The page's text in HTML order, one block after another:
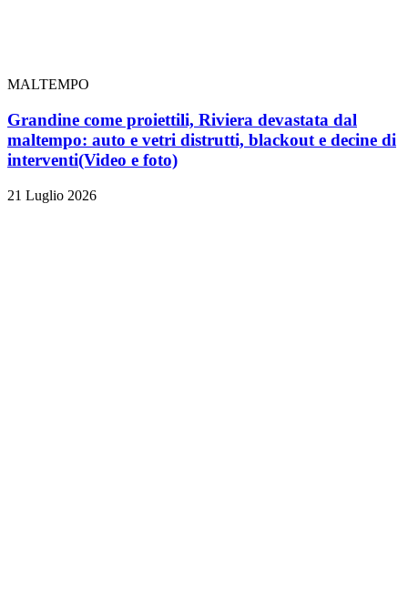
MALTEMPO
Grandine come proiettili, Riviera devastata dal
maltempo: auto e vetri distrutti, blackout e decine di
interventi(Video e foto)
21 Luglio 2026